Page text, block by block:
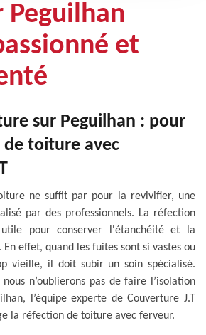
Peguilhan
et
sur Peguilhan : pour
toiture avec
ne suffit par pour la revivifier, une
par des professionnels. La réfection
pour conserver l'étanchéité et la
effet, quand les fuites sont si vastes ou
vieille, il doit subir un soin spécialisé.
n’oublierons pas de faire l’isolation
l’équipe experte de Couverture J.T
la réfection de toiture avec ferveur.